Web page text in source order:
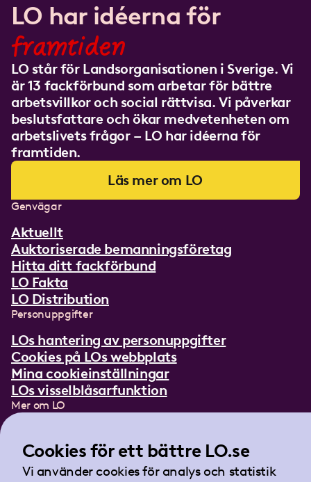
LO har idéerna för
framtiden
LO står för Landsorganisationen i Sverige. Vi
är 13 fackförbund som arbetar för bättre
arbetsvillkor och social rättvisa. Vi påverkar
beslutsfattare och ökar medvetenheten om
arbetslivets frågor – LO har idéerna för
framtiden.
Läs mer om LO
Genvägar
Aktuellt
Auktoriserade bemanningsföretag
Hitta ditt fackförbund
LO Fakta
LO Distribution
Personuppgifter
LOs hantering av personuppgifter
Cookies på LOs webbplats
Mina cookieinställningar
LOs visselblåsarfunktion
Mer om LO
Lättläst om LO
Teckenspråksfilm
Cookies för ett bättre LO.se
Vi använder cookies för analys och statistik